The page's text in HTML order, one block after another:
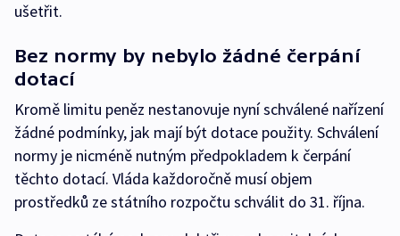
ušetřit.
Bez normy by nebylo žádné čerpání
dotací
Kromě limitu peněz nestanovuje nyní schválené nařízení
žádné podmínky, jak mají být dotace použity. Schválení
normy je nicméně nutným předpokladem k čerpání
těchto dotací. Vláda každoročně musí objem
prostředků ze státního rozpočtu schválit do 31. října.